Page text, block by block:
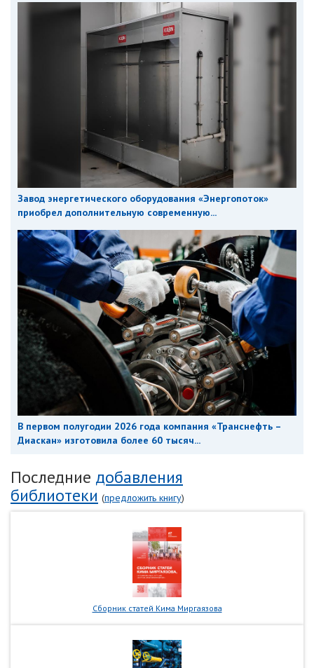
Завод энергетического оборудования «Энергопоток»
приобрел дополнительную современную...
В первом полугодии 2026 года компания «Транснефть –
Диаскан» изготовила более 60 тысяч...
Последние добавления
библиотеки (предложить книгу)
Сборник статей Кима Миргаязова